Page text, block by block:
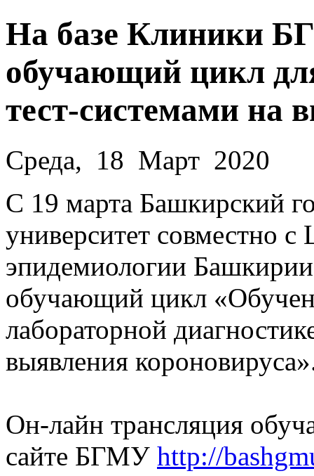
На базе Клиники
обучающий цикл
тест-системами на
Среда, 18 Март 2020
С 19 марта Башкирский
университет совместно
эпидемиологии
обучающий цикл
лабораторной
выявления
Он-лайн трансляция
сайте БГМУ http://